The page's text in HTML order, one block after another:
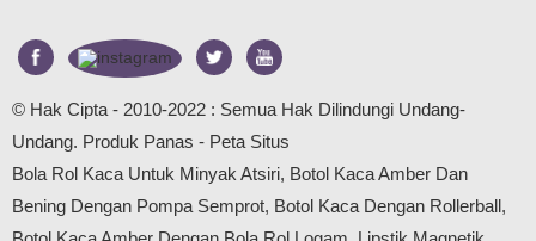
© Hak Cipta - 2010-2022 : Semua Hak Dilindungi Undang-
Undang. Produk Panas - Peta Situs
Bola Rol Kaca Untuk Minyak Atsiri, Botol Kaca Amber Dan
Bening Dengan Pompa Semprot, Botol Kaca Dengan Rollerball,